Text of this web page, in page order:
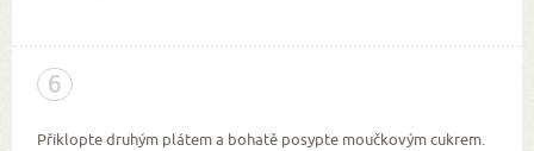
6
Přiklopte druhým plátem a bohatě posypte moučkovým cukrem.